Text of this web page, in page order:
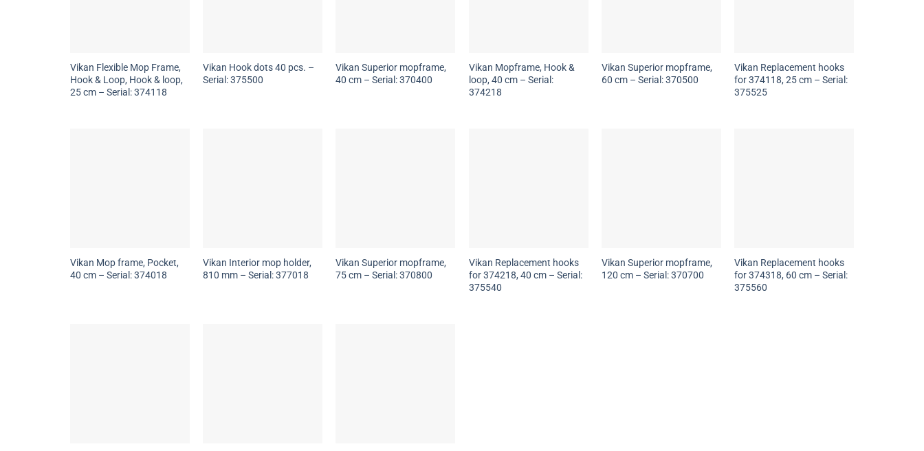
Vikan Flexible Mop Frame,
Hook & Loop, Hook & loop,
25 cm – Serial: 374118
Vikan Hook dots 40 pcs. –
Serial: 375500
Vikan Superior mopframe,
40 cm – Serial: 370400
Vikan Mopframe, Hook &
loop, 40 cm – Serial:
374218
Vikan Superior mopframe,
60 cm – Serial: 370500
Vikan Replacement hooks
for 374118, 25 cm – Serial:
375525
Vikan Mop frame, Pocket,
40 cm – Serial: 374018
Vikan Interior mop holder,
810 mm – Serial: 377018
Vikan Superior mopframe,
75 cm – Serial: 370800
Vikan Replacement hooks
for 374218, 40 cm – Serial:
375540
Vikan Superior mopframe,
120 cm – Serial: 370700
Vikan Replacement hooks
for 374318, 60 cm – Serial:
375560